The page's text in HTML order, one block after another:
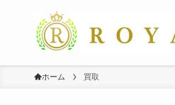
ホーム 買取